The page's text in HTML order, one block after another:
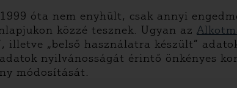
óta nem enyhült, csak annyi
közzé tesznek. Ugyan az
illetve „belső használatra készült”
nyilvánosságát érintő önkényes
módosítását.